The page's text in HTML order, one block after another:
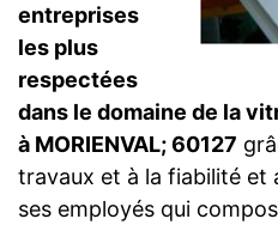
entreprises
les plus
respectées
dans le domaine de la
à MORIENVAL; 60127
travaux et à la fiabilité et
ses employés qui